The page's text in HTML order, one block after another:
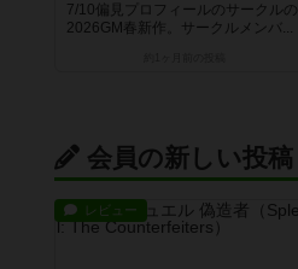
7/10偏見プロフィールのサークルの
2026GM春新作。サークルメンバ...
会員の新しい投稿
レビュー